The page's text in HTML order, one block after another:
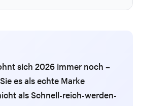
sich 2026 immer noch –
es als echte Marke
als Schnell-reich-werden-